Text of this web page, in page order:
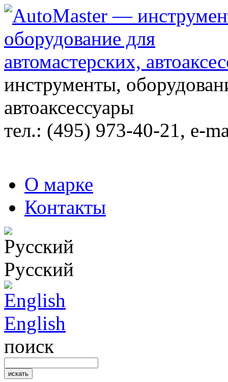
инструменты,
автоаксессуары
тел.: (495) 973-40-21, e-
О марке
Контакты
Русский
English
поиск